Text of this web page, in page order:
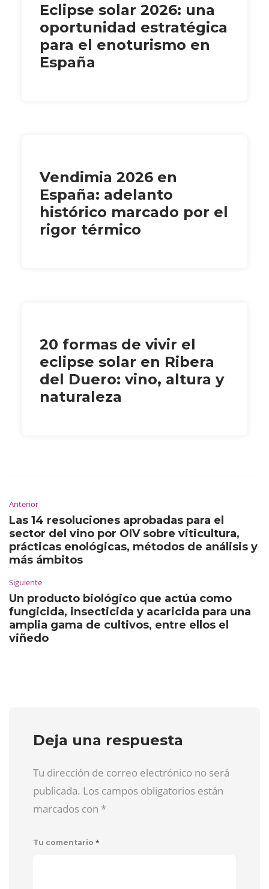
Eclipse solar 2026: una
oportunidad estratégica
para el enoturismo en
España
Vendimia 2026 en
España: adelanto
histórico marcado por el
rigor térmico
20 formas de vivir el
eclipse solar en Ribera
del Duero: vino, altura y
naturaleza
Anterior
Las 14 resoluciones aprobadas para el
sector del vino por OIV sobre viticultura,
prácticas enológicas, métodos de análisis y
más ámbitos
Siguiente
Un producto biológico que actúa como
fungicida, insecticida y acaricida para una
amplia gama de cultivos, entre ellos el
viñedo
Deja una respuesta
Tu dirección de correo electrónico no será
publicada. Los campos obligatorios están
marcados con *
Tu comentario *